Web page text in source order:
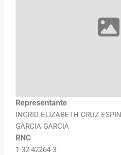
Representante
INGRID ELIZABETH CRUZ
GARCIA GARCIA
RNC
1-32-42264-3